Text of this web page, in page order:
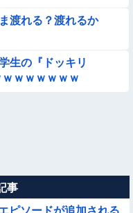
きなワードと言えば？
ング
渡れる？渡れるか
生の『ドッキリ
ｗｗｗｗｗｗ
事
ピソードが追加される